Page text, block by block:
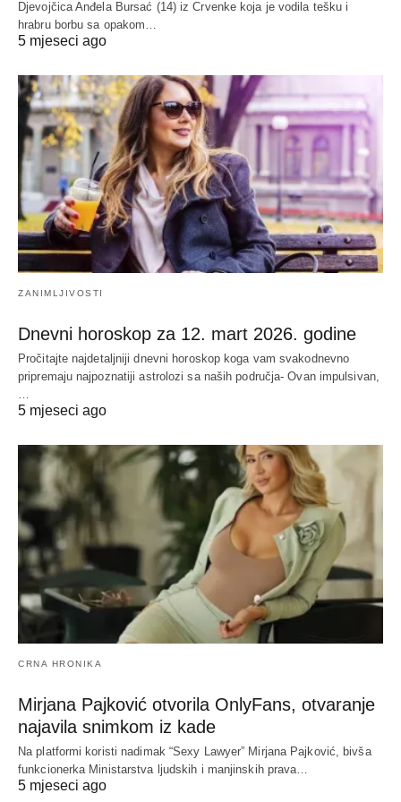
Djevojčica Anđela Bursać (14) iz Crvenke koja je vodila tešku i
hrabru borbu sa opakom…
5 mjeseci ago
ZANIMLJIVOSTI
Dnevni horoskop za 12. mart 2026. godine
Pročitajte najdetaljniji dnevni horoskop koga vam svakodnevno
pripremaju najpoznatiji astrolozi sa naših područja- Ovan impulsivan,
…
5 mjeseci ago
CRNA HRONIKA
Mirjana Pajković otvorila OnlyFans, otvaranje
najavila snimkom iz kade
Na platformi koristi nadimak “Sexy Lawyer” Mirjana Pajković, bivša
funkcionerka Ministarstva ljudskih i manjinskih prava…
5 mjeseci ago